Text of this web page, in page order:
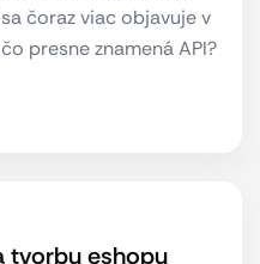
čoraz viac objavuje v
presne znamená API?
tvorbu eshopu